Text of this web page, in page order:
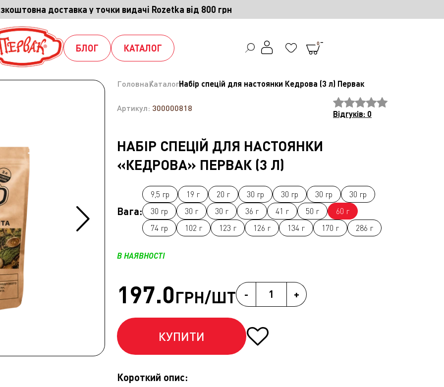
доставка у точки видачі Rozetka від 800 грн
БЛОГ КАТАЛОГ 0
ГоловнаКаталогНабір спецій для настоянки Кедрова (3 л) Первак
Артикул: 300000818
Відгуків: 0
НАБІР СПЕЦІЙ ДЛЯ НАСТОЯНКИ
«КЕДРОВА» ПЕРВАК (3 Л)
Вага:
9,5 гр 19 г 20 г 30 гр 30 гр 30 гр
30 гр
30 гр
30 г 30 г 36 г 41 г 50 г
60 г
74 гр
102 г 123 г 126 г 134 г 170 г 286 г
В НАЯВНОСТІ
197.0ГРН/ШТ - +
КУПИТИ
Короткий опис: